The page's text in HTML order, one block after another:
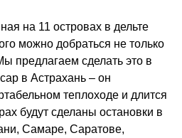
на 11 островах в дельте
можно добраться не только
предлагаем сделать это в
в Астрахань – он
теплоходе и длится
будут сделаны остановки в
Самаре, Саратове,